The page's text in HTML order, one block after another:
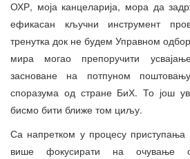
ОХР, моја канцеларија, мора да
ефикасан кључни инструмент
тренутка док не будем Управном
мира могао препоручити
засноване на потпуном
споразума од стране БиХ. То још
бисмо бити ближе том циљу.
Са напретком у процесу
више фокусирати на очување